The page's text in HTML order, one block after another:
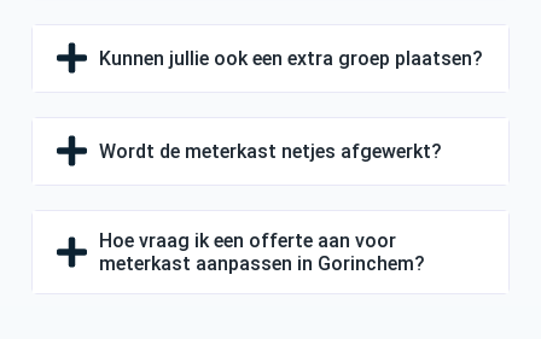
Kunnen jullie ook een extra groep plaatsen?
Wordt de meterkast netjes afgewerkt?
Hoe vraag ik een offerte aan voor
meterkast aanpassen in Gorinchem?